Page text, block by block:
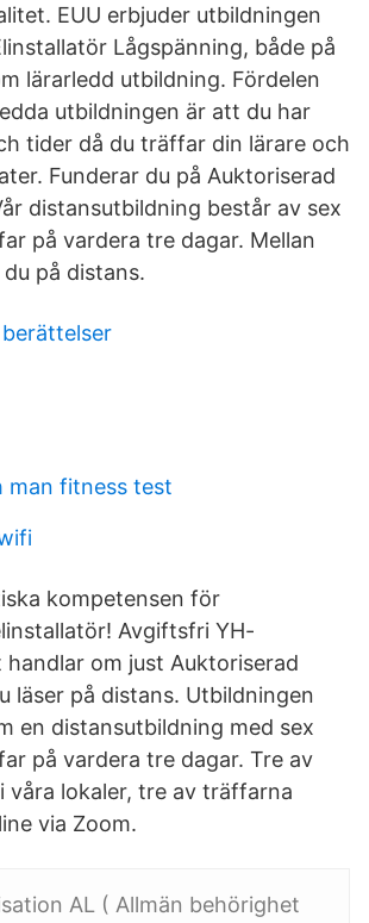
EUU erbjuder utbildningen
Lågspänning, både på
lärarledd utbildning. Fördelen
utbildningen är att du har
tider då du träffar din lärare och
Funderar du på Auktoriserad
distansutbildning består av sex
på vardera tre dagar. Mellan
på distans.
man fitness test
kompetensen för
Avgiftsfri YH-
handlar om just Auktoriserad
läser på distans. Utbildningen
en distansutbildning med sex
på vardera tre dagar. Tre av
våra lokaler, tre av träffarna
via Zoom.
AL ( Allmän behörighet